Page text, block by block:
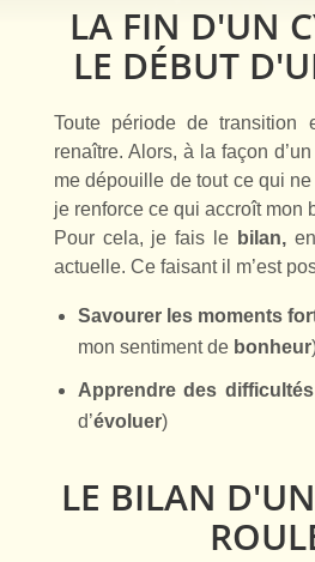
LA FIN D'UN
LE DÉBUT
Toute période de transition
renaître. Alors, à la façon
me dépouille de tout ce qui
je renforce ce qui accroît mon
Pour cela, je fais le bilan,
actuelle. Ce faisant il m’est
Savourer les moments
mon sentiment de bonheur
Apprendre des difficultés
d’évoluer)
LE BILAN